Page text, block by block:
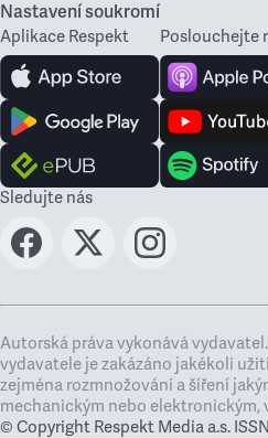
Nastavení soukromí
Aplikace Respekt Poslouchejte
Sledujte nás
Autorská práva vykonává
vydavatele je zakázáno jakékoli
zejména rozmnožování a šíření
mechanickým nebo elektronickým,
© Copyright Respekt Media a.s. ISSN